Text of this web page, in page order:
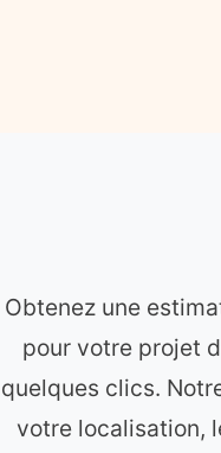
Obtenez une
pour votre projet
quelques clics.
votre localisation,